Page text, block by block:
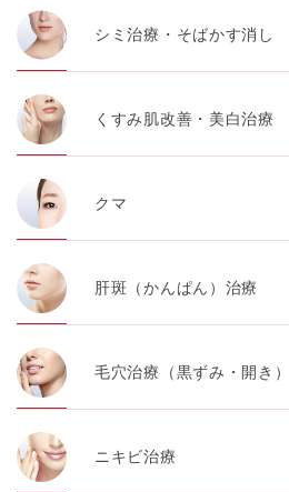
シミ治療・そばかす消し
くすみ肌改善・美白治療
クマ
肝斑（かんぱん）治療
毛穴治療（黒ずみ・開き）
ニキビ治療